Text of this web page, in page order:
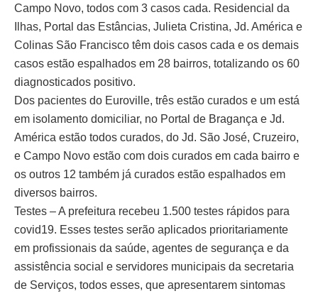
Campo Novo, todos com 3 casos cada. Residencial da
Ilhas, Portal das Estâncias, Julieta Cristina, Jd. América e
Colinas São Francisco têm dois casos cada e os demais
casos estão espalhados em 28 bairros, totalizando os 60
diagnosticados positivo.
Dos pacientes do Euroville, três estão curados e um está
em isolamento domiciliar, no Portal de Bragança e Jd.
América estão todos curados, do Jd. São José, Cruzeiro,
e Campo Novo estão com dois curados em cada bairro e
os outros 12 também já curados estão espalhados em
diversos bairros.
Testes – A prefeitura recebeu 1.500 testes rápidos para
covid19. Esses testes serão aplicados prioritariamente
em profissionais da saúde, agentes de segurança e da
assistência social e servidores municipais da secretaria
de Serviços, todos esses, que apresentarem sintomas